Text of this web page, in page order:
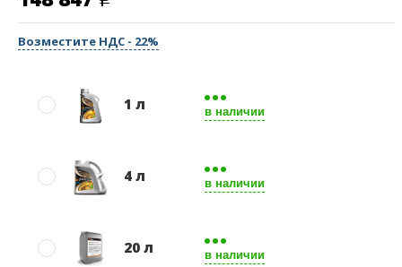
Возместите НДС - 22%
1 л в наличии
4 л в наличии
20 л в наличии